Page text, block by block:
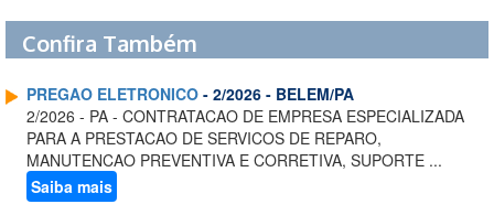
Confira Também
PREGAO ELETRONICO - 2/2026 - BELEM/PA
2/2026 - PA - CONTRATACAO DE EMPRESA ESPECIALIZADA
PARA A PRESTACAO DE SERVICOS DE REPARO,
MANUTENCAO PREVENTIVA E CORRETIVA, SUPORTE ...
Saiba mais